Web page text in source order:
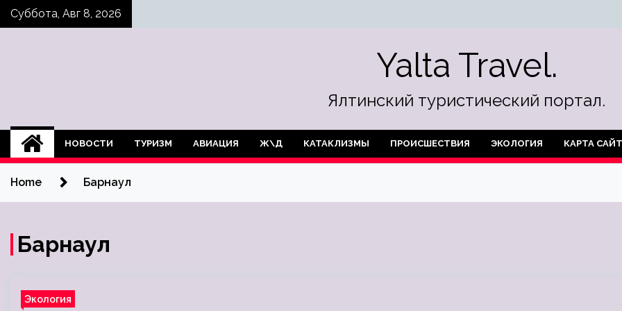
SkipСуббота, Авг 8, 2026
Yalta Travel.
Ялтинский туристический портал.
НОВОСТИ ТУРИЗМ АВИАЦИЯ Ж\Д КАТАКЛИЗМЫ ПРОИСШЕСТВИЯ ЭКОЛОГИЯ КАРТА
Home Барнаул
Барнаул
Экология